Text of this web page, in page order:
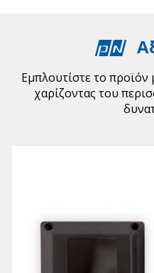
Εμπλουτίστε το προϊόν
χαρίζοντας του